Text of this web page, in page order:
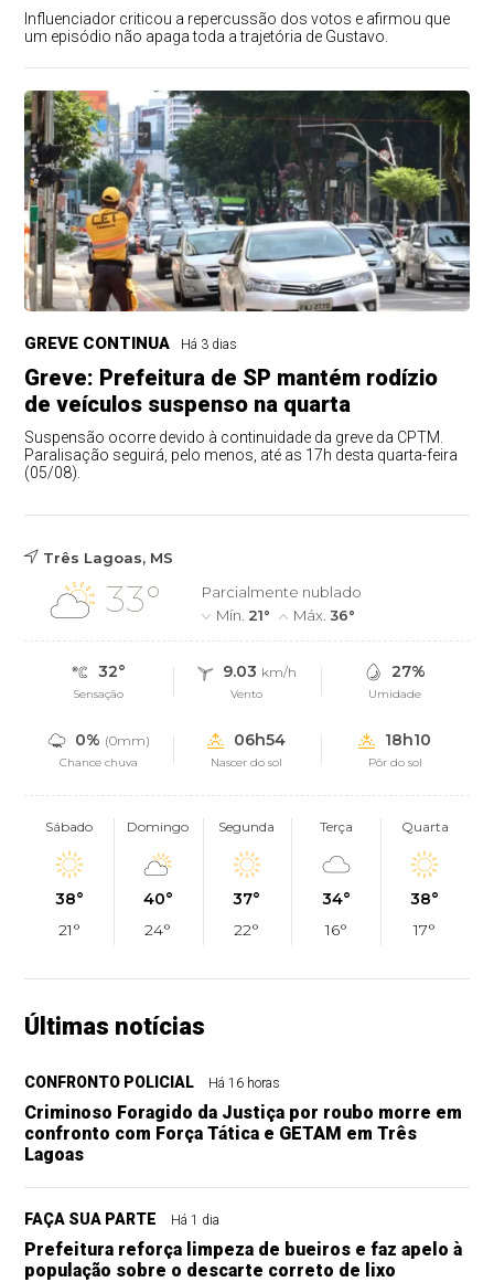
Influenciador criticou a repercussão dos votos e afirmou que
um episódio não apaga toda a trajetória de Gustavo.
GREVE CONTINUA Há 3 dias
Greve: Prefeitura de SP mantém rodízio
de veículos suspenso na quarta
Suspensão ocorre devido à continuidade da greve da CPTM.
Paralisação seguirá, pelo menos, até as 17h desta quarta-feira
(05/08).
Três Lagoas, MS
33°
Parcialmente nublado
Mín. 21° Máx.36°
32°
Sensação
9.03 km/h
Vento
27%
Umidade
0% (0mm)
Chance chuva
06h54
Nascer do sol
18h10
Pôr do sol
Sábado
38°
21°
Domingo
40°
24°
Segunda
37°
22°
Terça
34°
16°
Quarta
38°
17°
Últimas notícias
CONFRONTO POLICIAL Há 16 horas
Criminoso Foragido da Justiça por roubo morre em
confronto com Força Tática e GETAM em Três
Lagoas
FAÇA SUA PARTE Há 1 dia
Prefeitura reforça limpeza de bueiros e faz apelo à
população sobre o descarte correto de lixo